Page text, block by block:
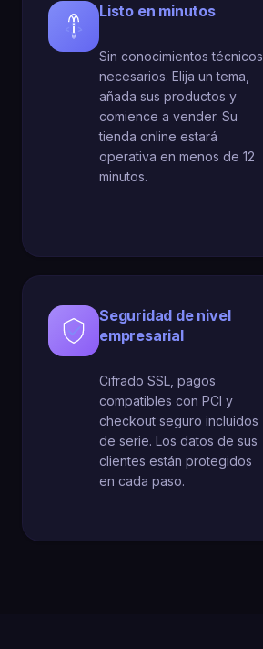
Listo en minutos
Sin conocimientos técnicos
necesarios. Elija un tema,
añada sus productos y
comience a vender. Su
tienda online estará
operativa en menos de 12
minutos.
Seguridad de nivel
empresarial
Cifrado SSL, pagos
compatibles con PCI y
checkout seguro incluidos
de serie. Los datos de sus
clientes están protegidos
en cada paso.